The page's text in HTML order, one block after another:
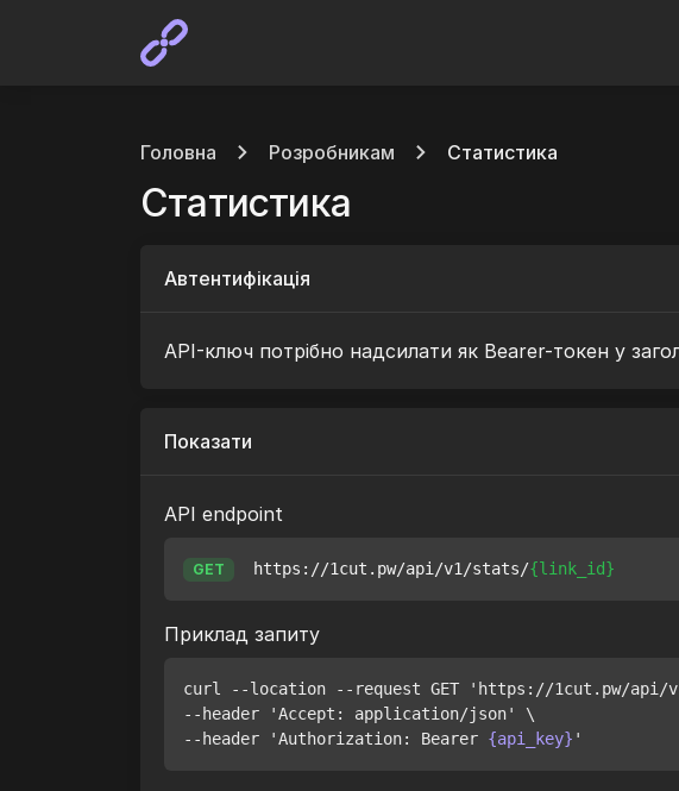
Головна Розробникам Статистика
Статистика
Автентифікація
API-ключ потрібно надсилати як Bearer-токен у
Показати
API endpoint
GET https://1cut.pw/api/v1/stats/{link_id}
Приклад запиту
curl --location --request GET 'https://1cut.pw/api/
--header 'Accept: application/json' \
--header 'Authorization: Bearer {api_key}